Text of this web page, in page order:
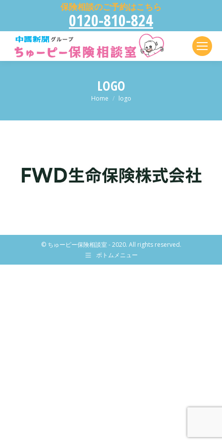
保険相談のご予約はこちら
0120-810-824
LOGO
現在地:
Home logo
© ちゅーピー保険相談室 - 2020. All rights reserved.
ボトムメニュー